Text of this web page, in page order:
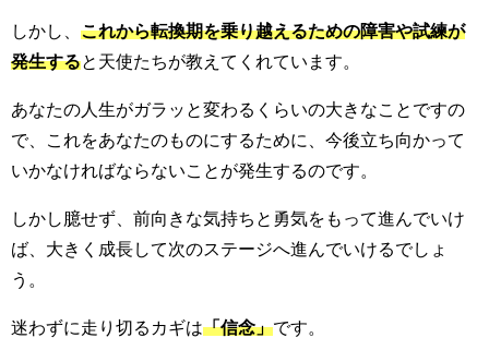
しかし、 これから転換期を乗り越えるための障害や試練が
発生すると天使たちが教えてくれています。
あなたの人生がガラッと変わるくらいの大きなことですの
で、これをあなたのものにするために、今後立ち向かって
いかなければならないことが発生するのです。
しかし臆せず、前向きな気持ちと勇気をもって進んでいけ
ば、大きく成長して次のステージへ進んでいけるでしょ
う。
迷わずに走り切るカギは「信念」です。